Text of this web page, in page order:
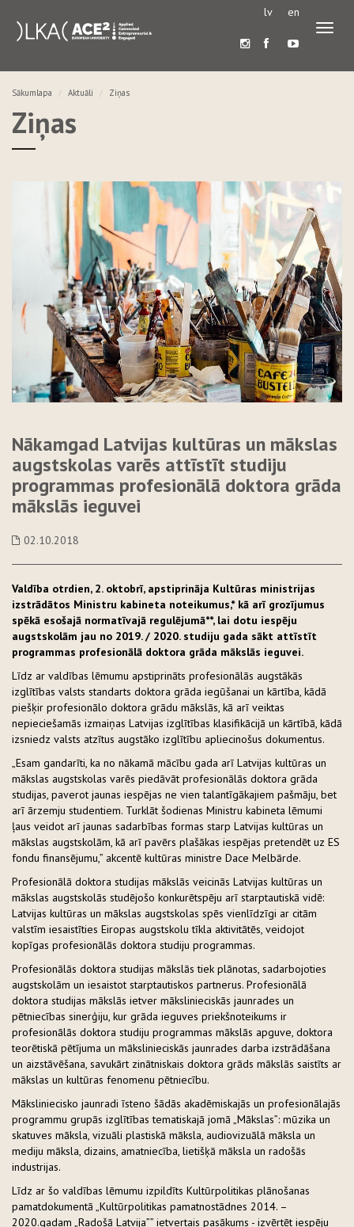
lv en
Sākumlapa Aktuāli Ziņas
Ziņas
Nākamgad Latvijas kultūras un mākslas
augstskolas varēs attīstīt studiju
programmas profesionālā doktora grāda
mākslās ieguvei
02.10.2018
Valdība otrdien, 2. oktobrī, apstiprināja Kultūras ministrijas
izstrādātos Ministru kabineta noteikumus,* kā arī grozījumus
spēkā esošajā normatīvajā regulējumā**, lai dotu iespēju
augstskolām jau no 2019. / 2020. studiju gada sākt attīstīt
programmas profesionālā doktora grāda mākslās ieguvei.
Līdz ar valdības lēmumu apstiprināts profesionālās augstākās
izglītības valsts standarts doktora grāda iegūšanai un kārtība, kādā
piešķir profesionālo doktora grādu mākslās, kā arī veiktas
nepieciešamās izmaiņas Latvijas izglītības klasifikācijā un kārtībā, kādā
izsniedz valsts atzītus augstāko izglītību apliecinošus dokumentus.
„Esam gandarīti, ka no nākamā mācību gada arī Latvijas kultūras un
mākslas augstskolas varēs piedāvāt profesionālās doktora grāda
studijas, paverot jaunas iespējas ne vien talantīgākajiem pašmāju, bet
arī ārzemju studentiem. Turklāt šodienas Ministru kabineta lēmumi
ļaus veidot arī jaunas sadarbības formas starp Latvijas kultūras un
mākslas augstskolām, kā arī pavērs plašākas iespējas pretendēt uz ES
fondu finansējumu,” akcentē kultūras ministre Dace Melbārde.
Profesionālā doktora studijas mākslās veicinās Latvijas kultūras un
mākslas augstskolās studējošo konkurētspēju arī starptautiskā vidē:
Latvijas kultūras un mākslas augstskolas spēs vienlīdzīgi ar citām
valstīm iesaistīties Eiropas augstskolu tīkla aktivitātēs, veidojot
kopīgas profesionālās doktora studiju programmas.
Profesionālās doktora studijas mākslās tiek plānotas, sadarbojoties
augstskolām un iesaistot starptautiskos partnerus. Profesionālā
doktora studijas mākslās ietver mākslinieciskās jaunrades un
pētniecības sinerģiju, kur grāda ieguves priekšnoteikums ir
profesionālās doktora studiju programmas mākslās apguve, doktora
teorētiskā pētījuma un mākslinieciskās jaunrades darba izstrādāšana
un aizstāvēšana, savukārt zinātniskais doktora grāds mākslās saistīts ar
mākslas un kultūras fenomenu pētniecību.
Māksliniecisko jaunradi īsteno šādās akadēmiskajās un profesionālajās
programmu grupās izglītības tematiskajā jomā „Mākslas”: mūzika un
skatuves māksla, vizuāli plastiskā māksla, audiovizuālā māksla un
mediju māksla, dizains, amatniecība, lietišķā māksla un radošās
industrijas.
Līdz ar šo valdības lēmumu izpildīts Kultūrpolitikas plānošanas
pamatdokumentā „Kultūrpolitikas pamatnostādnes 2014. –
2020.gadam „Radošā Latvija”” ietvertais pasākums - izvērtēt iespēju